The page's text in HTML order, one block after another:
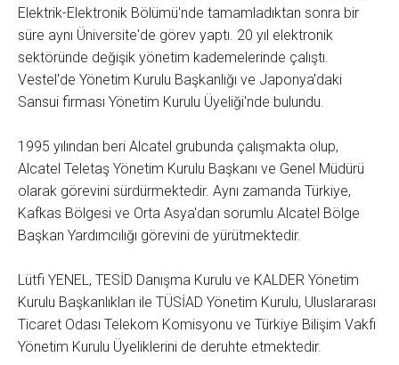
Elektrik-Elektronik Bölümü'nde tamamladıktan sonra bir
süre aynı Üniversite'de görev yaptı. 20 yıl elektronik
sektöründe değişik yönetim kademelerinde çalıştı.
Vestel'de Yönetim Kurulu Başkanlığı ve Japonya'daki
Sansui firması Yönetim Kurulu Üyeliği'nde bulundu.
1995 yılından beri Alcatel grubunda çalışmakta olup,
Alcatel Teletaş Yönetim Kurulu Başkanı ve Genel Müdürü
olarak görevini sürdürmektedir. Aynı zamanda Türkiye,
Kafkas Bölgesi ve Orta Asya'dan sorumlu Alcatel Bölge
Başkan Yardımcılığı görevini de yürütmektedir.
Lütfi YENEL, TESİD Danışma Kurulu ve KALDER Yönetim
Kurulu Başkanlıkları ile TÜSİAD Yönetim Kurulu, Uluslararası
Ticaret Odası Telekom Komisyonu ve Türkiye Bilişim Vakfı
Yönetim Kurulu Üyeliklerini de deruhte etmektedir.